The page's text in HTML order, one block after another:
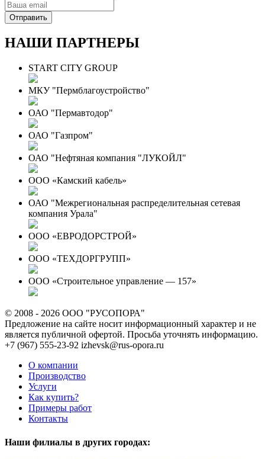
НАШИ ПАРТНЕРЫ
START CITY GROUP
МКУ "Пермблагоустройство"
ОАО "Пермавтодор"
ОАО "Газпром"
ОАО "Нефтяная компания "ЛУКОЙЛ"
ООО «Камский кабель»
ОАО "Межрегиональная распределительная сетевая
компания Урала"
ООО «ЕВРОДОРСТРОЙ»
ООО «ТЕХДОРГРУПП»
ООО «Строительное управление — 157»
© 2008 - 2026 ООО "РУСОПОРА"
Предложение на сайте носит информационный характер и не
является публичной офертой. Просьба уточнять информацию.
+7 (967) 555-23-92 izhevsk@rus-opora.ru
О компании
Производство
Услуги
Как купить?
Примеры работ
Контакты
Наши филиалы в других городах: